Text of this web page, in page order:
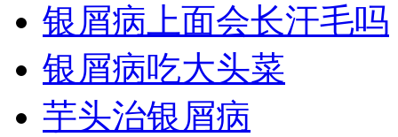
银屑病上面会长汗毛吗
银屑病吃大头菜
芋头治银屑病